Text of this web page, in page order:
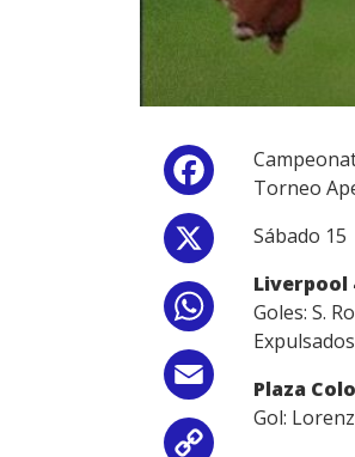
Facebook
WhatsApp
Email
Torneo
Sábado 15
Liverpool
Goles: S.
Plaza
Gol: